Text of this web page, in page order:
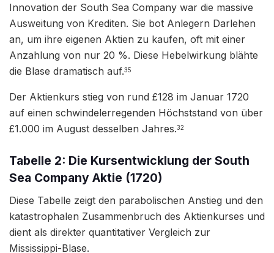
Innovation der South Sea Company war die massive
Ausweitung von Krediten. Sie bot Anlegern Darlehen
an, um ihre eigenen Aktien zu kaufen, oft mit einer
Anzahlung von nur 20 %. Diese Hebelwirkung blähte
die Blase dramatisch auf.35
Der Aktienkurs stieg von rund £128 im Januar 1720
auf einen schwindelerregenden Höchststand von über
£1.000 im August desselben Jahres.32
Tabelle 2: Die Kursentwicklung der South
Sea Company Aktie (1720)
Diese Tabelle zeigt den parabolischen Anstieg und den
katastrophalen Zusammenbruch des Aktienkurses und
dient als direkter quantitativer Vergleich zur
Mississippi-Blase.